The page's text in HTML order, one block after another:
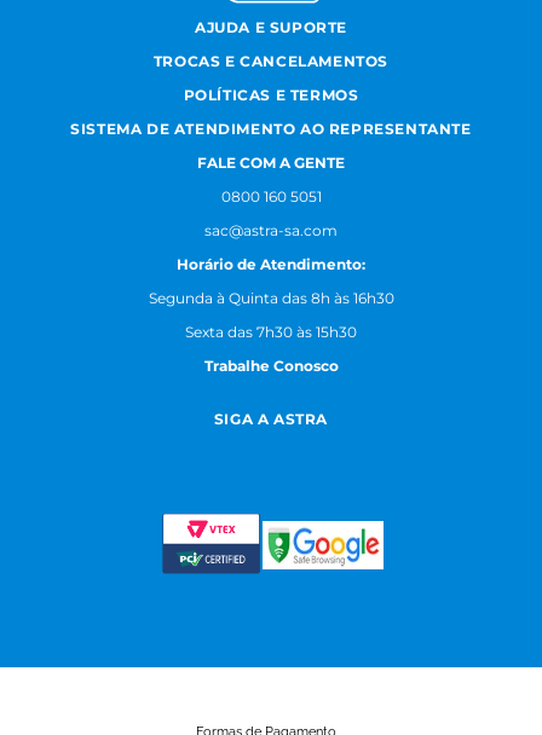
AJUDA E SUPORTE
TROCAS E CANCELAMENTOS
POLÍTICAS E TERMOS
SISTEMA DE ATENDIMENTO AO REPRESENTANTE
FALE COM A GENTE
0800 160 5051
sac@astra-sa.com
Horário de Atendimento:
Segunda à Quinta das 8h às 16h30
Sexta das 7h30 às 15h30
Trabalhe Conosco
SIGA A ASTRA